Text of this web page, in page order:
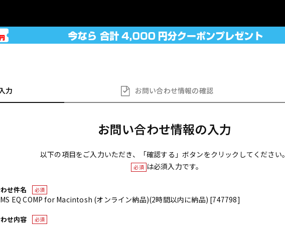
力 お問い合わせ情報の確認
お問い合わせ情報の入力
以下の項目をご入力いただき、「確認する」ボタンをクリックしてください。
必須 は必須入力です。
せ件名 必須
EQ COMP for Macintosh (オンライン納品)(2時間以内に納品) [747798]
せ内容 必須